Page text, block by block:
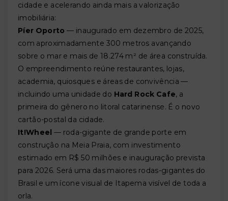
cidade e acelerando ainda mais a valorização
imobiliária:
Píer Oporto — inaugurado em dezembro de 2025,
com aproximadamente 300 metros avançando
sobre o mar e mais de 18.274 m² de área construída.
O empreendimento reúne restaurantes, lojas,
academia, quiosques e áreas de convivência —
incluindo uma unidade do Hard Rock Cafe, a
primeira do gênero no litoral catarinense. É o novo
cartão-postal da cidade.
It!Wheel — roda-gigante de grande porte em
construção na Meia Praia, com investimento
estimado em R$ 50 milhões e inauguração prevista
para 2026. Será uma das maiores rodas-gigantes do
Brasil e um ícone visual de Itapema visível de toda a
orla.